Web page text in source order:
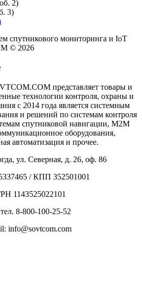
2)
3)
спутникового мониторинга и IoT
© 2026
представляет товары и
технологии контроля, охраны и
с 2014 года является системным
и решений по системам контроля
спутниковой навигации, М2М
оборудования,
автоматизация и прочее.
ул. Северная, д. 26, оф. 86
/ КПП 352501001
1143525022101
8-800-100-25-52
info@sovtcom.com